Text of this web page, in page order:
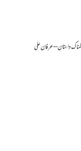
داستان – عرفان علی